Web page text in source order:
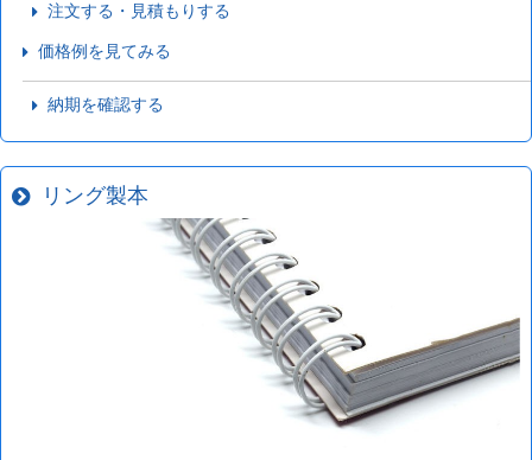
注文する・見積もりする
価格例を見てみる
納期を確認する
リング製本